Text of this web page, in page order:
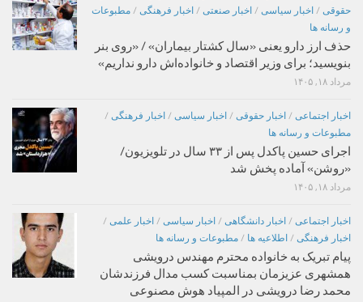
حقوقی / اخبار سیاسی / اخبار صنعتی / اخبار فرهنگی / مطبوعات
و رسانه ها
حذف ارز دارو یعنی «سال کشتار بیماران» / «روی بنر
بنویسید؛ برای وزیر اقتصاد و خانواده‌اش دارو نداریم»
مرداد ۱۸, ۱۴۰۵
اخبار اجتماعی / اخبار حقوقی / اخبار سیاسی / اخبار فرهنگی /
مطبوعات و رسانه ها
اجرای حسین پاکدل پس از ۳۳ سال در تلویزیون/
«روشن» آماده پخش شد
مرداد ۱۸, ۱۴۰۵
اخبار اجتماعی / اخبار دانشگاهی / اخبار سیاسی / اخبار علمی /
اخبار فرهنگی / اطلاعیه ها / مطبوعات و رسانه ها
پیام تبریک به خانواده محترم مهندس درویشی
همشهری عزیزمان بمناسبت کسب مدال فرزندشان
محمد رضا درویشی در المپیاد هوش مصنوعی